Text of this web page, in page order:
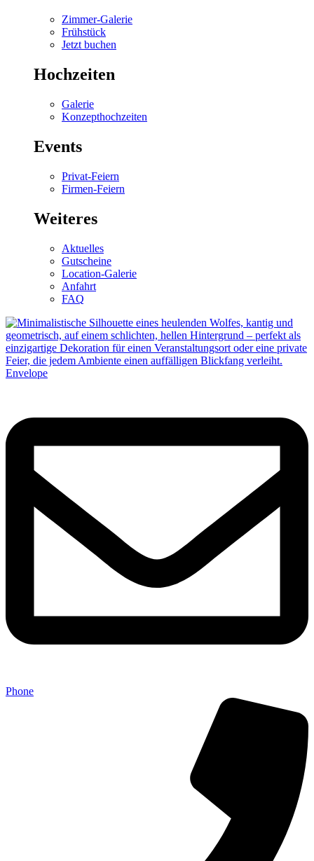
Zimmer-Galerie
Frühstück
Jetzt buchen
Hochzeiten
Galerie
Konzepthochzeiten
Events
Privat-Feiern
Firmen-Feiern
Weiteres
Aktuelles
Gutscheine
Location-Galerie
Anfahrt
FAQ
Envelope
Phone